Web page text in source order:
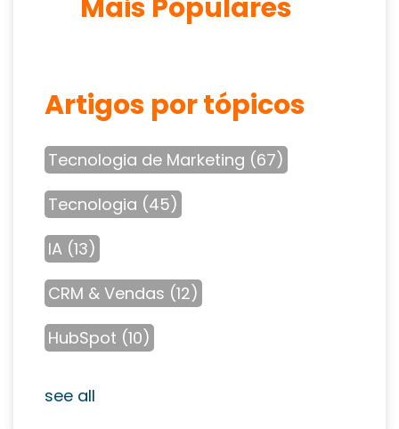
Mais Populares
Artigos por tópicos
Tecnologia de Marketing (67)
Tecnologia (45)
IA (13)
CRM & Vendas (12)
HubSpot (10)
see all